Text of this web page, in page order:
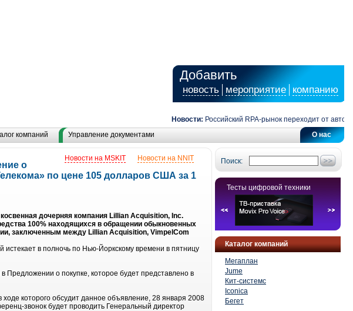
Добавить
новость мероприятие компанию
Новости: Российский RPA-рынок переходит от
О нас
компаний Управление документами
Поиск:
Тесты цифровой техники
Каталог компаний
Мегаплан
Jume
Кит-системс
Iconica
Бегет
Новости на NNIT
Новости на MSKIT
о
по цене 105 долларов США за 1
дочерняя компания Lillian Acquisition, Inc.
100% находящихся в обращении обыкновенных
заключенным между Lillian Acquisition, VimpelCom
в полночь по Нью-Йоркскому времени в пятницу
о покупке, которое будет представлено в
которого обсудит данное объявление, 28 января 2008
звонок будет проводить Генеральный директор